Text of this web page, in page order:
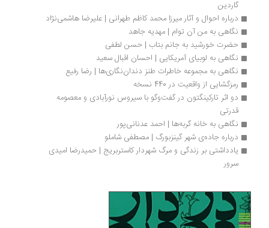
درباره احوال و آثار میرزا محمد کاظم طهرانی | علیرضا هاشمی‌نژاد
نگاهی به من آن توام | مهدیه جاهد
حضرت خورشید به جانم بتاب | حسن لطفی
نگاهی به لوبیای آمریکایی | احسان اقبال سعید
نگاهی به مجموعه خاطرات طنز دندان‌نگاری‌ها | رضا رفیع
رمزگشایی از واقعیت در 440 نسخه
دو اثر تارکینگتون در گفت‌وگو با سیروس نورآبادی و معصومه
نگاهی به خانه گربه‌ها | احمد عدنانی‌پور
درباره جاده‌ی شهر گینزبورگ | مصطفی شاملو
یادداشتی بر زندگی و مرگ شهردار کاستربریج | حمیدرضا امیدی